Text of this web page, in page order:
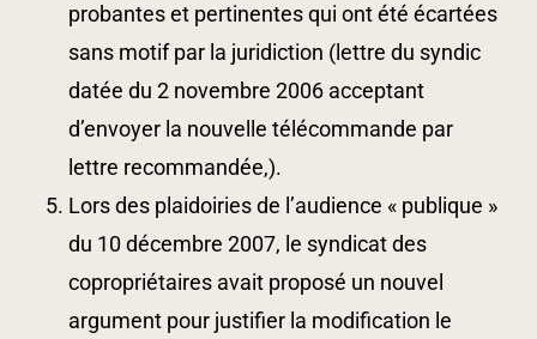
probantes et pertinentes qui ont été écartées
sans motif par la juridiction (lettre du syndic
datée du 2 novembre 2006 acceptant
d’envoyer la nouvelle télécommande par
lettre recommandée,).
Lors des plaidoiries de l’audience « publique »
du 10 décembre 2007, le syndicat des
copropriétaires avait proposé un nouvel
argument pour justifier la modification le